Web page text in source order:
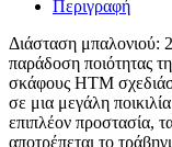
Περιγραφή
Διάσταση μπαλονιού:
παράδοση ποιότητας
σκάφους HTM
σε μια μεγάλη
επιπλέον προστασία,
αποτρέπεται το